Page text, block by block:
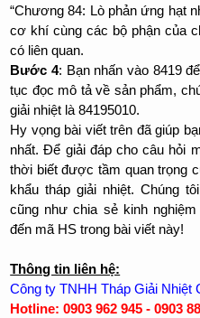
“Chương 84: Lò phản ứng hạt
cơ khí cùng các bộ phận của
có liên quan.
Bước 4: Bạn nhấn vào 8419
tục đọc mô tả về sản phẩm,
giải nhiệt là 84195010.
Hy vọng bài viết trên đã giúp
nhất. Để giải đáp cho câu hỏi
thời biết được tầm quan trọng
khẩu tháp giải nhiệt. Chúng
cũng như chia sẻ kinh
đến mã HS trong bài viết này!
Thông tin liên hệ:
Công ty TNHH Tháp Giải Nhiệt
Hotline: 0903 962 945 - 0903